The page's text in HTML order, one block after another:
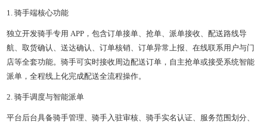
1. 骑手端核心功能
独立开发骑手专用 APP，包含订单接单、抢单、派单接收、配送路线导
航、取货确认、送达确认、订单核销、订单异常上报、在线联系用户与门
店等全套功能。骑手可实时接收周边配送订单，自主抢单或接受系统智能
派单，全程线上化完成配送全流程操作。
2. 骑手调度与智能派单
平台后台具备骑手管理、骑手入驻审核、骑手实名认证、服务范围划分、